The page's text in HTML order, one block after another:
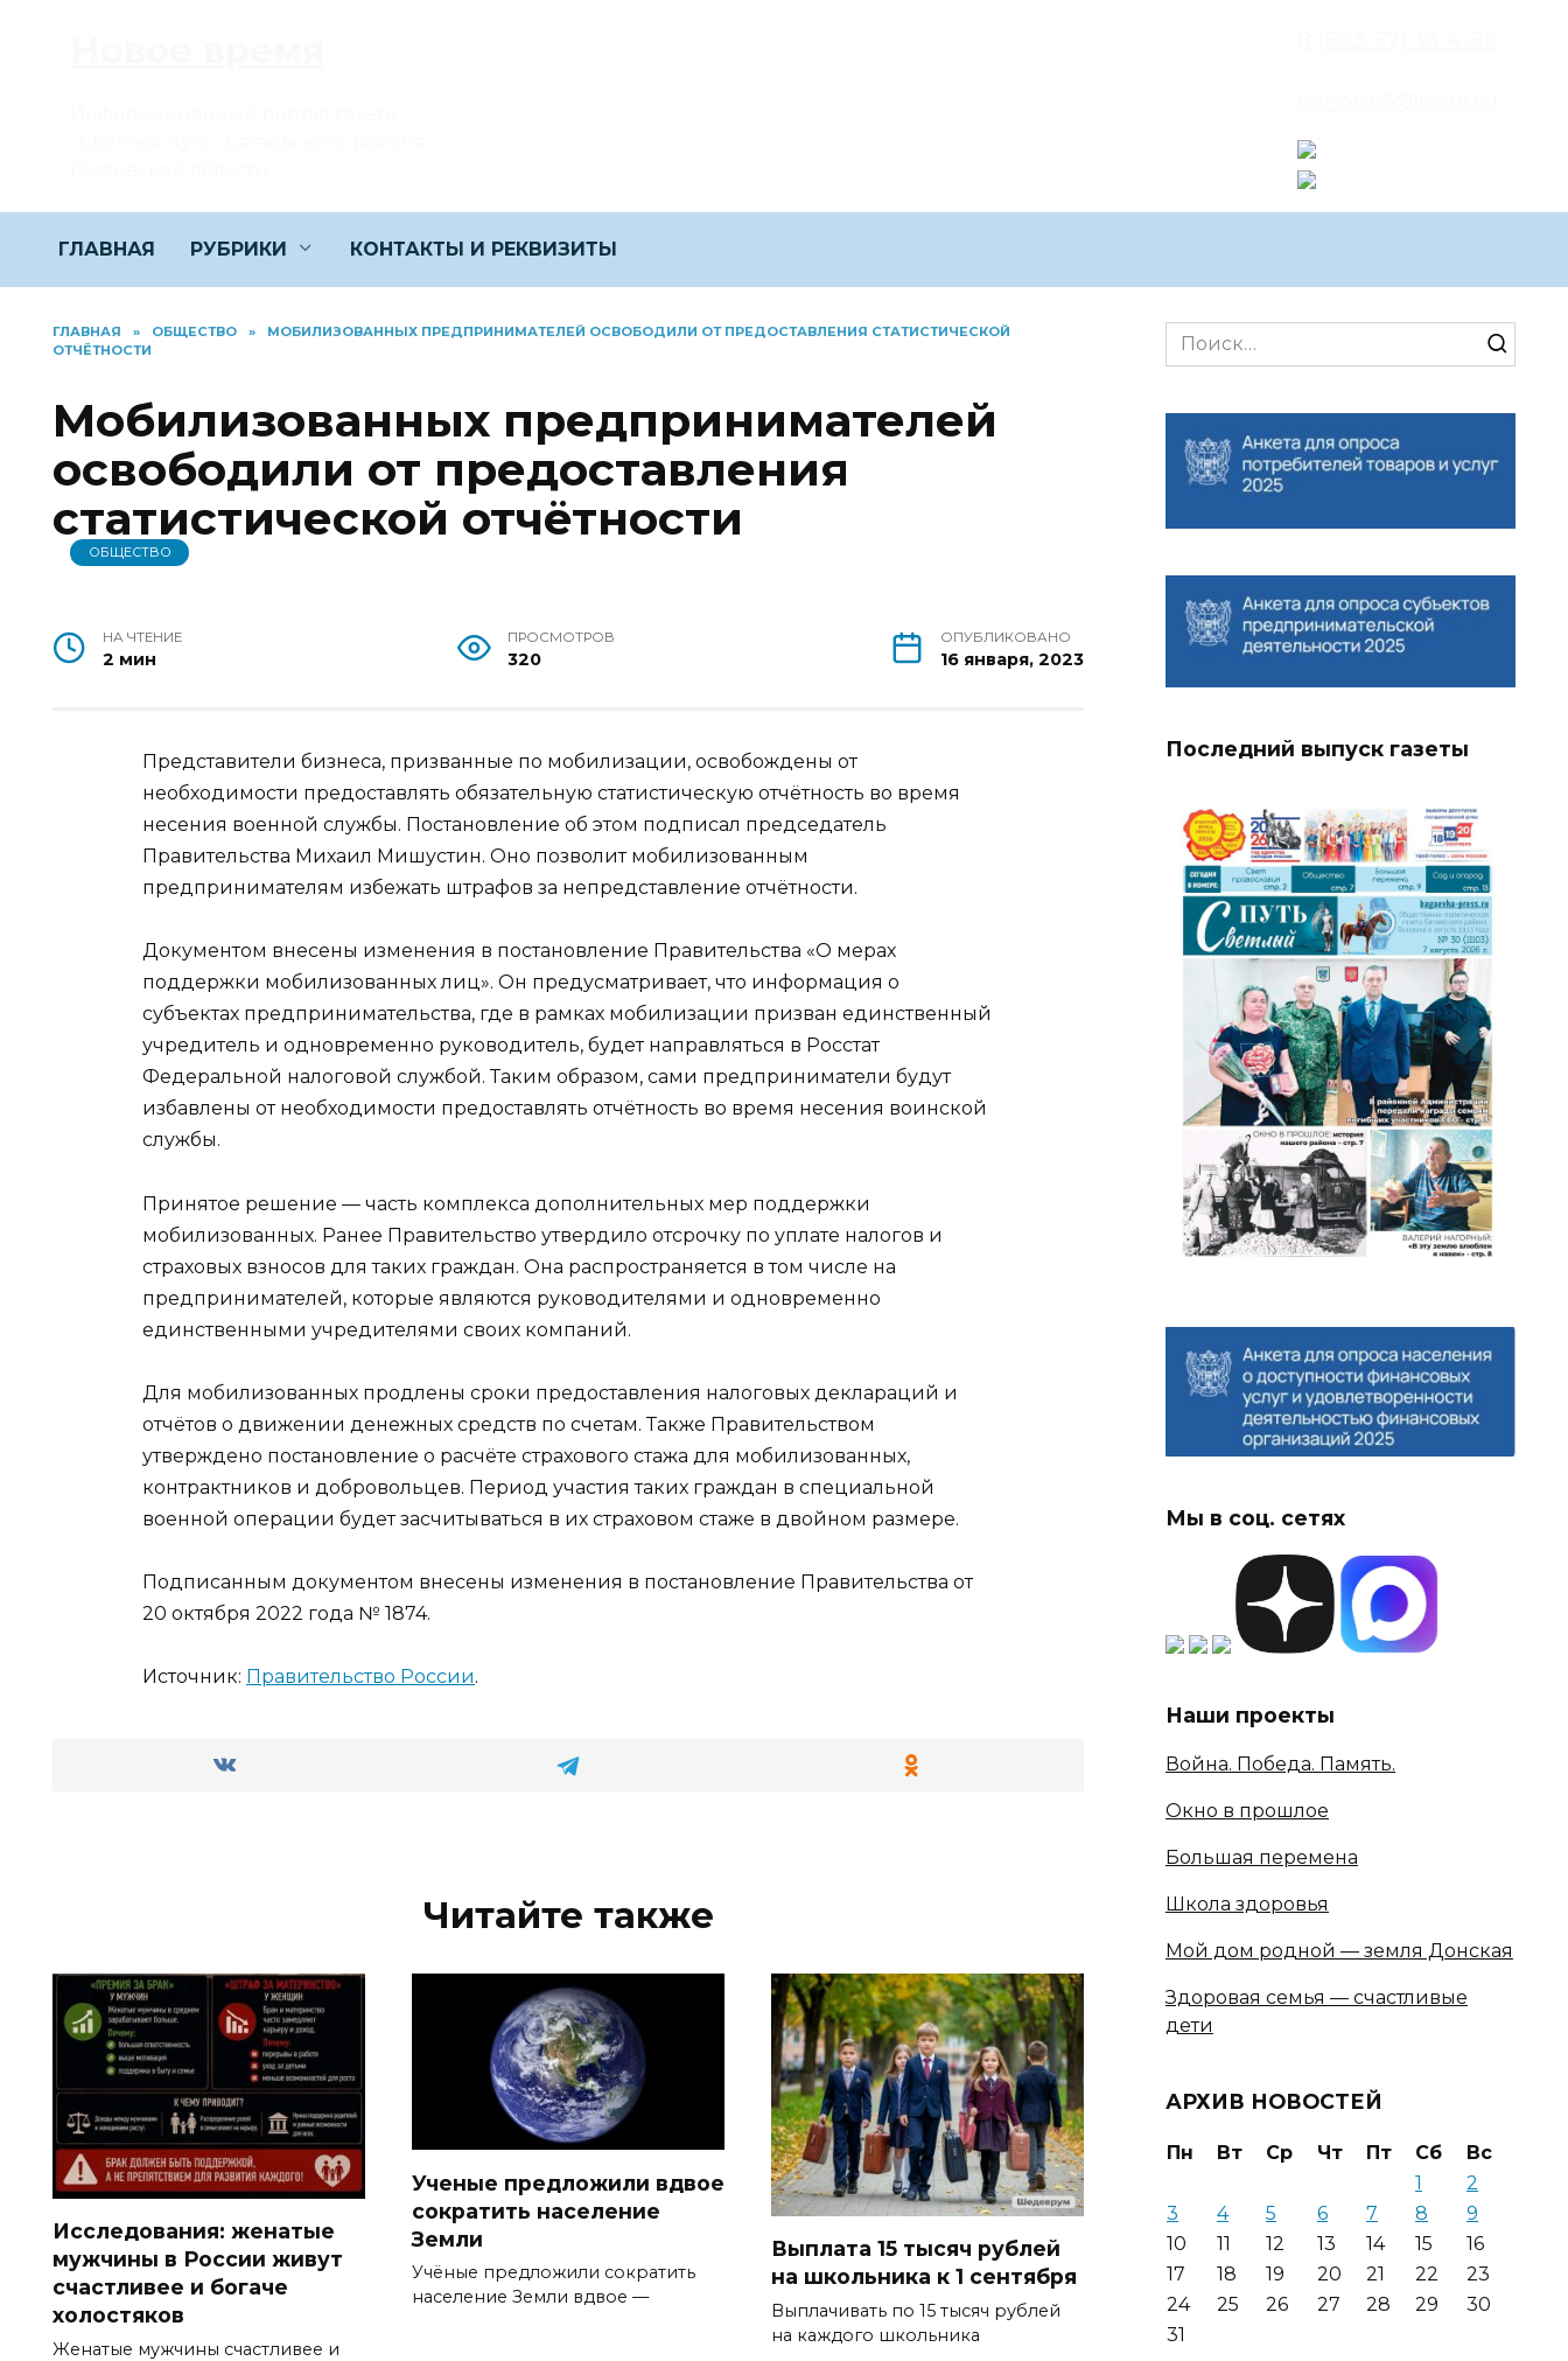
ГЛАВНАЯ РУБРИКИ КОНТАКТЫ И РЕКВИЗИТЫ
ГЛАВНАЯ » ОБЩЕСТВО »
МОБИЛИЗОВАННЫХ ПРЕДПРИНИМАТЕЛЕЙ ОСВОБОДИЛИ ОТ ПРЕДОСТАВЛЕНИЯ СТАТИСТИЧЕСКОЙ
ОТЧЁТНОСТИ
Мобилизованных предпринимателей
освободили от предоставления
статистической отчётности
ОБЩЕСТВО
НА ЧТЕНИЕ
2 мин
ПРОСМОТРОВ
320
ОПУБЛИКОВАНО
16 января, 2023
Представители бизнеса, призванные по мобилизации, освобождены от
необходимости предоставлять обязательную статистическую отчётность во время
несения военной службы. Постановление об этом подписал председатель
Правительства Михаил Мишустин. Оно позволит мобилизованным
предпринимателям избежать штрафов за непредставление отчётности.
Документом внесены изменения в постановление Правительства «О мерах
поддержки мобилизованных лиц». Он предусматривает, что информация о
субъектах предпринимательства, где в рамках мобилизации призван единственный
учредитель и одновременно руководитель, будет направляться в Росстат
Федеральной налоговой службой. Таким образом, сами предприниматели будут
избавлены от необходимости предоставлять отчётность во время несения воинской
службы.
Принятое решение — часть комплекса дополнительных мер поддержки
мобилизованных. Ранее Правительство утвердило отсрочку по уплате налогов и
страховых взносов для таких граждан. Она распространяется в том числе на
предпринимателей, которые являются руководителями и одновременно
единственными учредителями своих компаний.
Для мобилизованных продлены сроки предоставления налоговых деклараций и
отчётов о движении денежных средств по счетам. Также Правительством
утверждено постановление о расчёте страхового стажа для мобилизованных,
контрактников и добровольцев. Период участия таких граждан в специальной
военной операции будет засчитываться в их страховом стаже в двойном размере.
Подписанным документом внесены изменения в постановление Правительства от
20 октября 2022 года № 1874.
Источник: Правительство России.
Читайте также
Исследования: женатые
мужчины в России живут
счастливее и богаче
холостяков
Женатые мужчины счастливее и
Ученые предложили вдвое
сократить население
Земли
Учёные предложили сократить
население Земли вдвое —
Выплата 15 тысяч рублей
на школьника к 1 сентября
Выплачивать по 15 тысяч рублей
на каждого школьника
Search
for:
Последний выпуск газеты
Мы в соц. сетях
Наши проекты
Война. Победа. Память.
Окно в прошлое
Большая перемена
Школа здоровья
Мой дом родной — земля Донская
Здоровая семья — счастливые
дети
АРХИВ НОВОСТЕЙ
Пн Вт Ср Чт Пт Сб
Вс
1
2
3
4 5 6 7 8
9
10
11 12 13 14 15
16
17
18 19 20 21 22
23
24
25 26 27 28 29
30
31